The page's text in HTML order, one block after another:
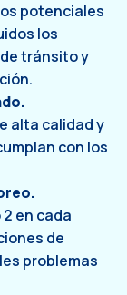
potenciales
los
tránsito y
alta calidad y
con los
en cada
de
problemas